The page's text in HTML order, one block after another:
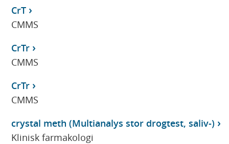
CrT
CMMS
CrTr
CMMS
CrTr
CMMS
crystal meth (Multianalys stor drogtest, saliv-)
Klinisk farmakologi